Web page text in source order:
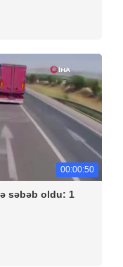
00:00:50
səbəb oldu: 1